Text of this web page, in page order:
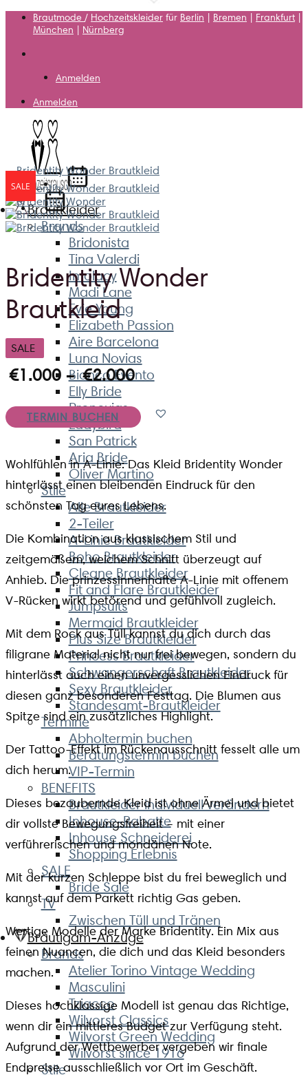
Zum
Brautmode / Hochzeitskleider für Berlin Bremen Frankfurt
München
Nürnberg
Anmelden
Anmelden
Brautkleider
Brands
Bridonista
Tina Valerdi
Imolacy
Madi Lane
Evie Young
Elizabeth Passion
Aire Barcelona
Luna Novias
Bianco Evento
Elly Bride
Pronovias
Ladybird
San Patrick
Aria Bride
Oliver Martino
Stile
Alle Brautkleider
2-Teiler
A-Linie Brautkleider
Boho Brautkleider
Cleane Brautkleider
Fit and Flare Brautkleider
Jumpsuits
Mermaid Brautkleider
Plus Size Brautkleider
Princess Brautkleider
Schwangerschaft Brautkleider
Sexy Brautkleider
Standesamt-Brautkleider
Termine
Abholtermin buchen
Beratungstermin buchen
VIP-Termin
BENEFITS
Brautkleider individuell verändern
Inhouse-Rabatte
Inhouse Schneiderei
Shopping Erlebnis
SALE
Bride Sale
TV
Zwischen Tüll und Tränen
Bräutigam-Anzüge
Brands
Atelier Torino Vintage Wedding
Masculini
Tziacco
Wilvorst Classics
Wilvorst Green Wedding
Wilvorst since 1916
Stile
SALE
Bridentity Wonder
Brautkleid
SALE
€1.000 –€2.000
TERMIN BUCHEN
Wohlfühlen in A-Linie: Das Kleid Bridentity Wonder
hinterlässt einen bleibenden Eindruck für den
schönsten Tag eures Lebens.
Die Kombination aus klassischem Stil und
zeitgemäßem, weichem Schnitt überzeugt auf
Anhieb. Die prinzessinnenhafte A-Linie mit offenem
V-Rücken wirkt betörend und gefühlvoll zugleich.
Mit dem Rock aus Tüll kannst du dich durch das
filigrane Material nicht nur frei bewegen, sondern du
hinterlässt auch einen unvergesslichen Eindruck für
diesen ganz besonderen Festtag. Die Blumen aus
Spitze sind ein zusätzliches Highlight.
Der Tattoo-Effekt im Rückenausschnitt fesselt alle um
dich herum.
Dieses bezaubernde Kleid ist ohne Ärmel und bietet
dir vollste Bewegungsfreiheit – mit einer
verführerischen und mondänen Note.
Mit der kurzen Schleppe bist du frei beweglich und
kannst auf dem Parkett richtig Gas geben.
Wertige Modelle der Marke Bridentity. Ein Mix aus
feinen Nuancen, die dich und das Kleid besonders
machen.
Dieses hochklassige Modell ist genau das Richtige,
wenn dir ein mittleres Budget zur Verfügung steht.
Aufgrund der Wettbewerber vergeben wir finale
Endpreise ausschließlich vor Ort im Geschäft.